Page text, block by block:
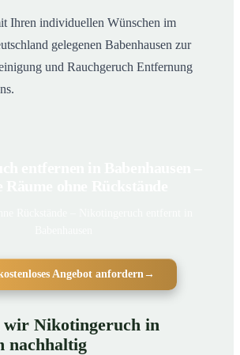
Ihren individuellen Wünschen im
gelegenen Babenhausen zur
und Rauchgeruch Entfernung
Angebot anfordern →
wir Nikotingeruch in
nachhaltig